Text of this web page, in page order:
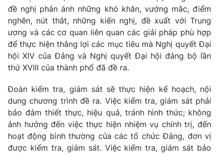
® Cấm sao chép dưới mọi hình thức nếu không có sự chấp
thuận bằng văn bản. Ghi rõ nguồn VTV.vn khi phát hành lại
thông tin từ website này.
đề nghị phản ánh những khó khăn, vướng mắc, điểm
nghẽn, nút thắt, những kiến nghị, đề xuất với Trung
ương và các cơ quan liên quan các giải pháp phù hợp
để thực hiện thắng lợi các mục tiêu mà Nghị quyết Đại
hội XIV của Đảng và Nghị quyết Đại hội đảng bộ lần
thứ XVIII của thành phố đã đề ra.
Đoàn kiểm tra, giám sát sẽ thực hiện kế hoạch, nội
dung chương trình đề ra. Việc kiểm tra, giám sát phải
bảo đảm thiết thực, hiệu quả, tránh hình thức; không
ảnh hưởng đến việc thực hiện nhiệm vụ chính trị, đến
hoạt động bình thường của các tổ chức Đảng, đơn vị
được kiểm tra, giám sát. Việc kiểm tra, giám sát bảo